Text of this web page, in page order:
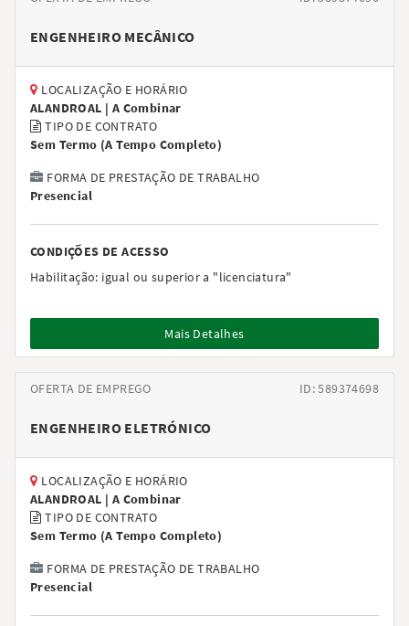
ENGENHEIRO MECÂNICO
LOCALIZAÇÃO E HORÁRIO
ALANDROAL | A Combinar
TIPO DE CONTRATO
Sem Termo (A Tempo Completo)
FORMA DE PRESTAÇÃO DE TRABALHO
Presencial
CONDIÇÕES DE ACESSO
Habilitação: igual ou superior a "licenciatura"
Mais Detalhes
OFERTA DE EMPREGO ID: 589374698
ENGENHEIRO ELETRÓNICO
LOCALIZAÇÃO E HORÁRIO
ALANDROAL | A Combinar
TIPO DE CONTRATO
Sem Termo (A Tempo Completo)
FORMA DE PRESTAÇÃO DE TRABALHO
Presencial